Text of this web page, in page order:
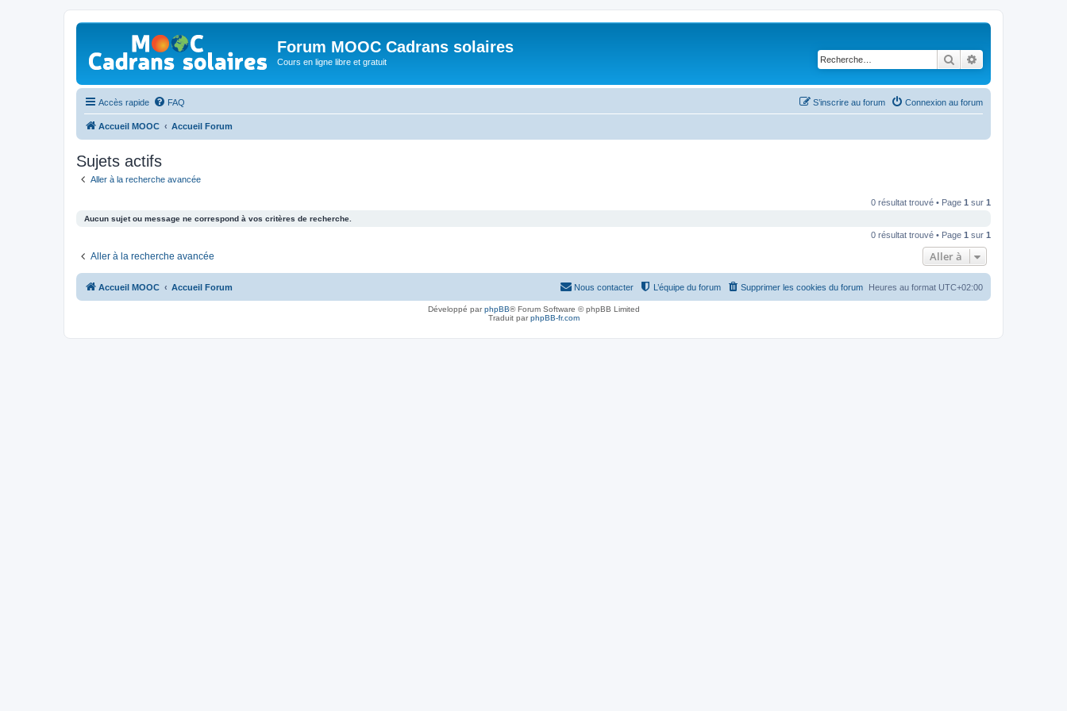
Forum MOOC Cadrans solaires
Cours en ligne libre et gratuit Rechercher
Accès rapide FAQ Connexion au forum
S’inscrire au forum
Accueil MOOC Accueil Forum
Sujets actifs
Aller à la recherche avancée
0 résultat trouvé • Page 1 sur 1
Aucun sujet ou message ne correspond à vos critères de recherche.
0 résultat trouvé • Page 1 sur 1
Aller à la recherche avancée Aller à
Accueil MOOC Accueil Forum Heures au format UTC+02:00
Supprimer les cookies du forum
L’équipe du forum
Nous contacter
Développé parphpBB® Forum Software © phpBB Limited
Traduit parphpBB-fr.com